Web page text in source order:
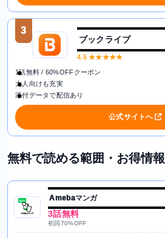
3
ブックライブ
4.5★★★★★
1話無料 / 60%OFFクーポン
大人向けも充実
添付データで配信あり
公式サイトへ
無料で読める範囲・お得情報
Amebaマンガ
3話無料
初回70%OFF